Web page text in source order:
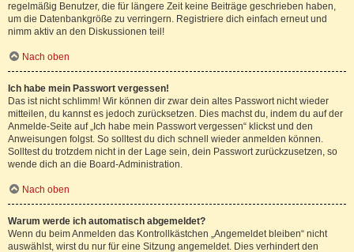
regelmäßig Benutzer, die für längere Zeit keine Beiträge geschrieben haben,
um die Datenbankgröße zu verringern. Registriere dich einfach erneut und
nimm aktiv an den Diskussionen teil!
Nach oben
Ich habe mein Passwort vergessen!
Das ist nicht schlimm! Wir können dir zwar dein altes Passwort nicht wieder
mitteilen, du kannst es jedoch zurücksetzen. Dies machst du, indem du auf der
Anmelde-Seite auf „Ich habe mein Passwort vergessen“ klickst und den
Anweisungen folgst. So solltest du dich schnell wieder anmelden können.
Solltest du trotzdem nicht in der Lage sein, dein Passwort zurückzusetzen, so
wende dich an die Board-Administration.
Nach oben
Warum werde ich automatisch abgemeldet?
Wenn du beim Anmelden das Kontrollkästchen „Angemeldet bleiben“ nicht
auswählst, wirst du nur für eine Sitzung angemeldet. Dies verhindert den